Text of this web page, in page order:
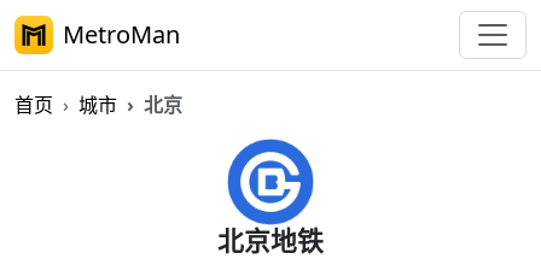
MetroMan
首页 城市 北京
北京地铁